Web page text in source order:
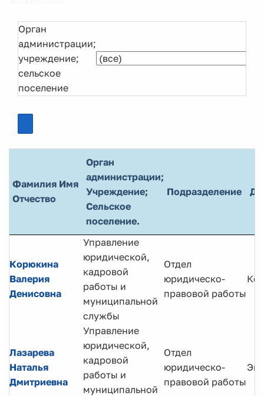
Орган
администрации;
учреждение;
сельское
поселение
Фамилия Имя
Отчество
Орган
администрации;
Учреждение;
Сельское
поселение.
Подразделение
Корюкина
Валерия
Денисовна
Управление
юридической,
кадровой
работы и
муниципальной
службы
Отдел
юридическо-
правовой работы
Лазарева
Наталья
Дмитриевна
Управление
юридической,
кадровой
работы и
муниципальной
Отдел
юридическо-
правовой работы